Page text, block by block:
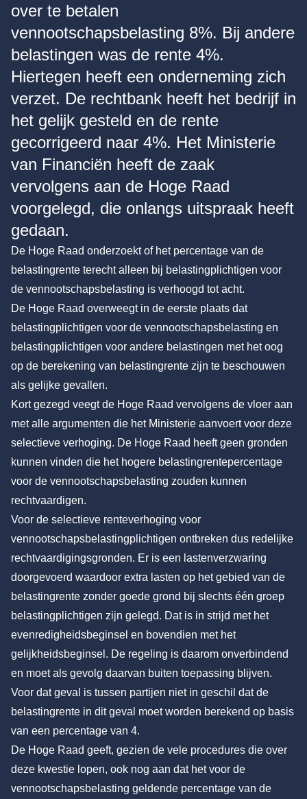
over te betalen
vennootschapsbelasting 8%. Bij andere
belastingen was de rente 4%.
Hiertegen heeft een onderneming zich
verzet. De rechtbank heeft het bedrijf in
het gelijk gesteld en de rente
gecorrigeerd naar 4%. Het Ministerie
van Financiën heeft de zaak
vervolgens aan de Hoge Raad
voorgelegd, die onlangs uitspraak heeft
gedaan.
De Hoge Raad onderzoekt of het percentage van de
belastingrente terecht alleen bij belastingplichtigen voor
de vennootschapsbelasting is verhoogd tot acht.
De Hoge Raad overweegt in de eerste plaats dat
belastingplichtigen voor de vennootschapsbelasting en
belastingplichtigen voor andere belastingen met het oog
op de berekening van belastingrente zijn te beschouwen
als gelijke gevallen.
Kort gezegd veegt de Hoge Raad vervolgens de vloer aan
met alle argumenten die het Ministerie aanvoert voor deze
selectieve verhoging. De Hoge Raad heeft geen gronden
kunnen vinden die het hogere belastingrentepercentage
voor de vennootschapsbelasting zouden kunnen
rechtvaardigen.
Voor de selectieve renteverhoging voor
vennootschapsbelastingplichtigen ontbreken dus redelijke
rechtvaardigingsgronden. Er is een lastenverzwaring
doorgevoerd waardoor extra lasten op het gebied van de
belastingrente zonder goede grond bij slechts één groep
belastingplichtigen zijn gelegd. Dat is in strijd met het
evenredigheidsbeginsel en bovendien met het
gelijkheidsbeginsel. De regeling is daarom onverbindend
en moet als gevolg daarvan buiten toepassing blijven.
Voor dat geval is tussen partijen niet in geschil dat de
belastingrente in dit geval moet worden berekend op basis
van een percentage van 4.
De Hoge Raad geeft, gezien de vele procedures die over
deze kwestie lopen, ook nog aan dat het voor de
vennootschapsbelasting geldende percentage van de